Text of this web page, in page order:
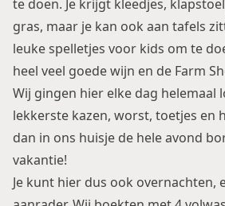
te doen. Je krijgt kleedjes,
gras, maar je kan ook aan tafels
leuke spelletjes voor kids om te
heel veel goede wijn en de Farm
Wij gingen hier elke dag helemaal
lekkerste kazen, worst, toetjes en
dan in ons huisje de hele avond
vakantie!
Je kunt hier dus ook overnachten,